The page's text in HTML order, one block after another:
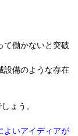
て働かないと突破
設備のような存在
ょう。
よいアイディアが